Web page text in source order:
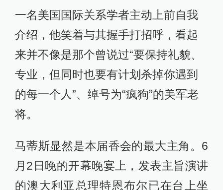
一名美国国际关系学者主动上前自我
介绍，他笑着与其握手打招呼，看起
来并不像是那个曾说过“要保持礼貌、
专业，但同时也要有计划杀掉你遇到
的每一个人”、绰号为“疯狗”的美军老
将。
马蒂斯显然是本届香会的最大主角。6
月2日晚的开幕晚宴上，发表主旨演讲
的澳大利亚总理特恩布尔已在台上坐